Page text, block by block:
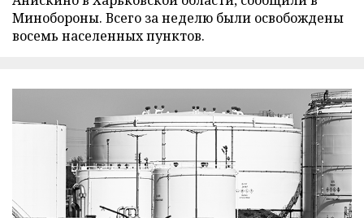
Минобороны. Всего за неделю были освобождены
восемь населенных пунктов.